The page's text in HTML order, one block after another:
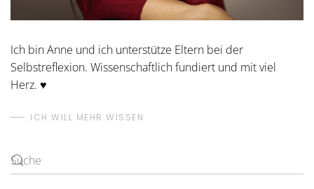
Ich bin Anne und ich unterstütze Eltern bei der
Selbstreflexion. Wissenschaftlich fundiert und mit viel
Herz. ♥
ICH WILL MEHR WISSEN